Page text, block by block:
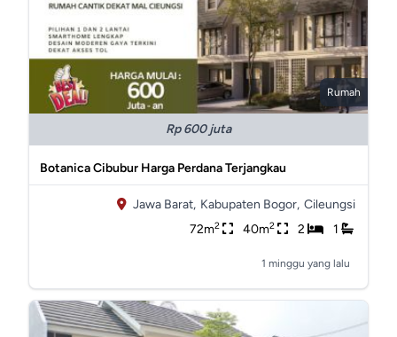
Rumah
Rp 600 juta
Botanica Cibubur Harga Perdana Terjangkau
Jawa Barat, Kabupaten Bogor, Cileungsi
72m2 40m2 2 1
1 minggu yang lalu